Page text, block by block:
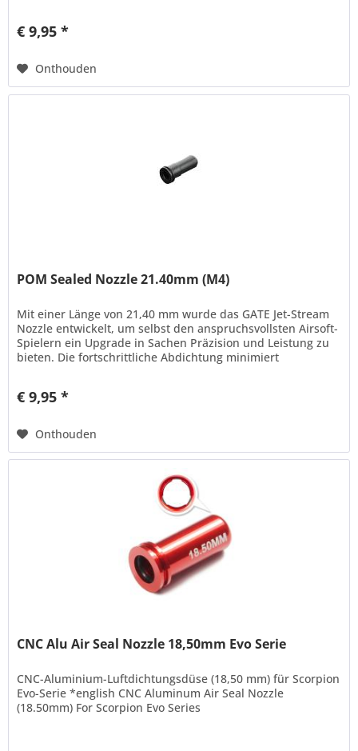
€ 9,95 *
Onthouden
POM Sealed Nozzle 21.40mm (M4)
Mit einer Länge von 21,40 mm wurde das GATE Jet-Stream
Nozzle entwickelt, um selbst den anspruchsvollsten Airsoft-
Spielern ein Upgrade in Sachen Präzision und Leistung zu
bieten. Die fortschrittliche Abdichtung minimiert
€ 9,95 *
Onthouden
CNC Alu Air Seal Nozzle 18,50mm Evo Serie
CNC-Aluminium-Luftdichtungsdüse (18,50 mm) für Scorpion
Evo-Serie *english CNC Aluminum Air Seal Nozzle
(18.50mm) For Scorpion Evo Series